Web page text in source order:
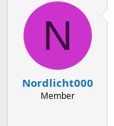
l
t
N
Nordlicht000
Member